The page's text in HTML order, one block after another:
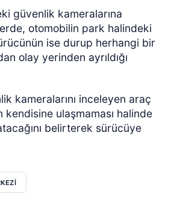
güvenlik kameralarına
otomobilin park halindeki
ise durup herhangi bir
olay yerinden ayrıldığı
kameralarını inceleyen araç
kendisine ulaşmaması halinde
belirterek sürücüye